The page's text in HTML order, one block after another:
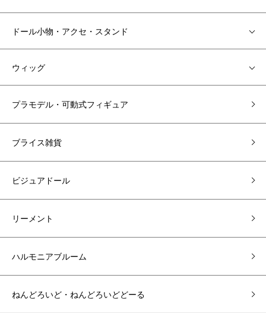
ドール小物・アクセ・スタンド
ウィッグ
プラモデル・可動式フィギュア
ブライス雑貨
ビジュアドール
リーメント
ハルモニアブルーム
ねんどろいど・ねんどろいどどーる